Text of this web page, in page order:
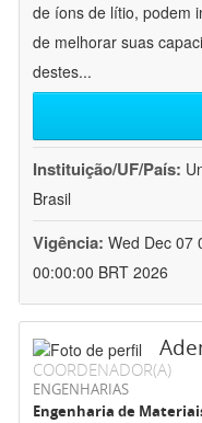
de íons de lítio, podem
de melhorar suas
destes...
Instituição/UF/País:
Brasil
Vigência: Wed Dec 07
00:00:00 BRT 2026
COORDENADOR(A)
ENGENHARIAS
Engenharia de